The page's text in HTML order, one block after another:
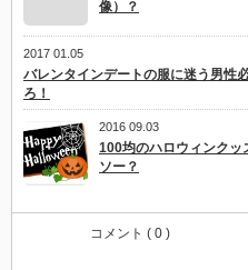
像）？
2017 01.05
バレンタインデートの服に迷う男性
ろ！
2016 09.03
100均のハロウィンクッ
ソー？
コメント ( 0 )